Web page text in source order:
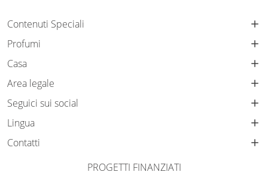
Contenuti Speciali
Profumi
Casa
Area legale
Seguici sui social
Lingua
Contatti
PROGETTI FINANZIATI